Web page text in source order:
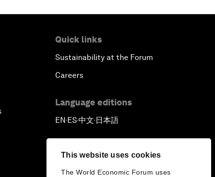
This website uses cookies
The World Economic Forum uses
Quick links
Sustainability at the Forum
Careers
Language editions
EN ▪ ES▪中文▪ 日本語